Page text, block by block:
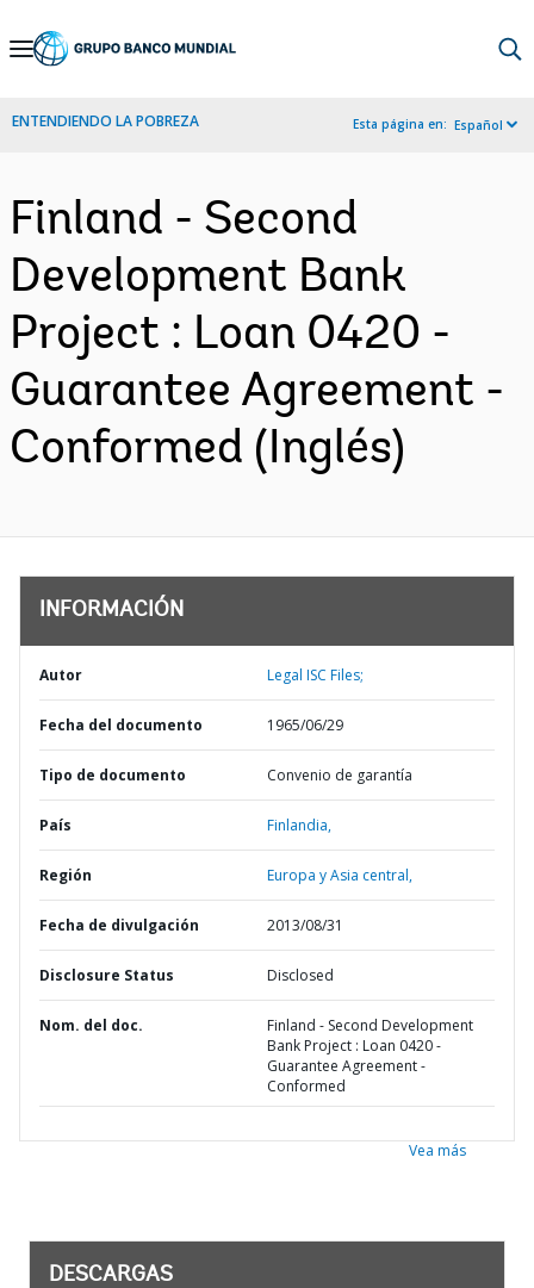
Skip
Navigation
ENTENDIENDO LA POBREZA Esta página en: Español
Finland - Second
Development Bank
Project : Loan 0420 -
Guarantee Agreement -
Conformed (Inglés)
INFORMACIÓN
Autor Legal ISC Files;
Fecha del documento 1965/06/29
Tipo de documento Convenio de garantía
País Finlandia,
Región Europa y Asia central,
Fecha de divulgación 2013/08/31
Disclosure Status Disclosed
Nom. del doc.
Finland - Second Development
Bank Project : Loan 0420 -
Guarantee Agreement -
Conformed
Vea más
DESCARGAS